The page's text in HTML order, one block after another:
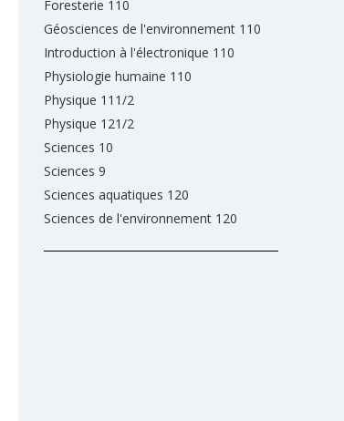
Foresterie 110
Géosciences de l'environnement 110
Introduction à l'électronique 110
Physiologie humaine 110
Physique 111/2
Physique 121/2
Sciences 10
Sciences 9
Sciences aquatiques 120
Sciences de l'environnement 120